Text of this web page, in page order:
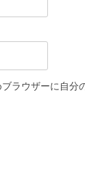
ラウザーに自